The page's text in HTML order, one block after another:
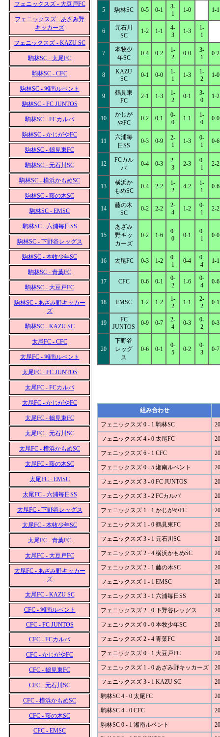
フェニックスズ - 大豆戸FC
フェニックスズ - あざみ野
キッカーズ
フェニックスズ - KAZU SC
駒林SC - 太尾FC
駒林SC - CFC
駒林SC - 湘南ルベント
駒林SC - FC JUNTOS
駒林SC - FCカルパ
駒林SC - かじがやFC
駒林SC - 鶴見東FC
駒林SC - 元石川SC
駒林SC - 横浜かもめSC
駒林SC - 藤の木SC
駒林SC - EMSC
駒林SC - 六浦毎日SS
駒林SC - 下野谷レッグス
駒林SC - 本牧少年SC
駒林SC - 青葉FC
駒林SC - 大豆戸FC
駒林SC - あざみ野キッカー
ズ
駒林SC - KAZU SC
太尾FC - CFC
太尾FC - 湘南ルベント
太尾FC - FC JUNTOS
太尾FC - FCカルパ
太尾FC - かじがやFC
太尾FC - 鶴見東FC
太尾FC - 元石川SC
太尾FC - 横浜かもめSC
太尾FC - 藤の木SC
太尾FC - EMSC
太尾FC - 六浦毎日SS
太尾FC - 下野谷レッグス
太尾FC - 本牧少年SC
太尾FC - 青葉FC
太尾FC - 大豆戸FC
太尾FC - あざみ野キッカー
ズ
太尾FC - KAZU SC
CFC - 湘南ルベント
CFC - FC JUNTOS
CFC - FCカルパ
CFC - かじがやFC
CFC - 鶴見東FC
CFC - 元石川SC
CFC - 横浜かもめSC
CFC - 藤の木SC
CFC - EMSC
5 駒林SC 0-5 0-1
3-
1
1-0 1-1
6
元石川
SC
1-2 1-1
4-
3
1-3
1-
1
7
本牧少
年SC
0-4 0-2
1-
2
0-0
3-
1
0-2
8
KAZU
SC
0-1 0-0
1-
1
1-3
1-
2
1-0
9
鶴見東
FC
2-1 1-3
1-
2
0-1
3-
0
1-2
10
かじが
やFC
0-2 0-1
0-
0
1-1
1-
0
0-0
11
六浦毎
日SS
0-3 0-9
2-
1
1-3
0-
1
0-6
12
FCカル
パ
0-4 0-3
2-
3
2-3
0-
1
2-2
13
横浜か
もめSC
0-4 2-2
1-
2
4-2
1-
1
0-6
14
藤の木
SC
0-2 2-2
2-
4
1-2
0-
1
2-2
15
あざみ
野キッ
カーズ
0-2 1-6
0-
0
0-1
0-
1
0-0
16 太尾FC 0-3 1-2
0-
1
0-4
0-
4
1-1
17 CFC 0-6 0-1
0-
2
1-6
0-
4
0-6
18 EMSC 1-2 1-2
1-
2
1-1
2-
2
0-1
19
FC
JUNTOS
0-9 0-7
2-
4
0-3
0-
2
0-3
20
下野谷
レッグ
ス
0-6 0-1
0-
5
0-2
0-
3
0-7
組み合わせ
フェニックスズ 0 - 1 駒林SC
フェニックスズ 4 - 0 太尾FC
フェニックスズ 6 - 1 CFC
フェニックスズ 0 - 5 湘南ルベント
フェニックスズ 3 - 0 FC JUNTOS
フェニックスズ 3 - 2 FCカルパ
フェニックスズ 1 - 1 かじがやFC
フェニックスズ 1 - 0 鶴見東FC
フェニックスズ 3 - 1 元石川SC
フェニックスズ 2 - 4 横浜かもめSC
フェニックスズ 2 - 1 藤の木SC
フェニックスズ 1 - 1 EMSC
フェニックスズ 3 - 1 六浦毎日SS
フェニックスズ 2 - 0 下野谷レッグス
フェニックスズ 0 - 0 本牧少年SC
フェニックスズ 2 - 4 青葉FC
フェニックスズ 0 - 1 大豆戸FC
フェニックスズ 1 - 0 あざみ野キッカーズ
フェニックスズ 3 - 1 KAZU SC
駒林SC 4 - 0 太尾FC
駒林SC 4 - 0 CFC
駒林SC 0 - 1 湘南ルベント